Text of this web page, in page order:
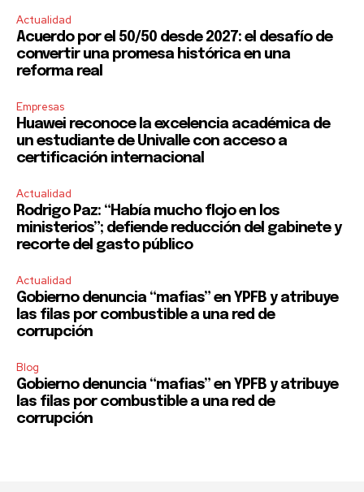
Actualidad
Acuerdo por el 50/50 desde 2027: el desafío de
convertir una promesa histórica en una
reforma real
Empresas
Huawei reconoce la excelencia académica de
un estudiante de Univalle con acceso a
certificación internacional
Actualidad
Rodrigo Paz: “Había mucho flojo en los
ministerios”; defiende reducción del gabinete y
recorte del gasto público
Actualidad
Gobierno denuncia “mafias” en YPFB y atribuye
las filas por combustible a una red de
corrupción
Blog
Gobierno denuncia “mafias” en YPFB y atribuye
las filas por combustible a una red de
corrupción